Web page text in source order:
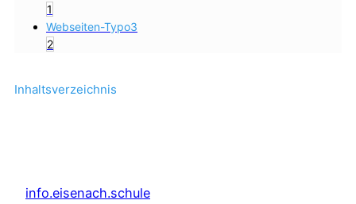
Inhaltsverzeichnis
1
Webseiten-Typo3
2
info.eisenach.schule